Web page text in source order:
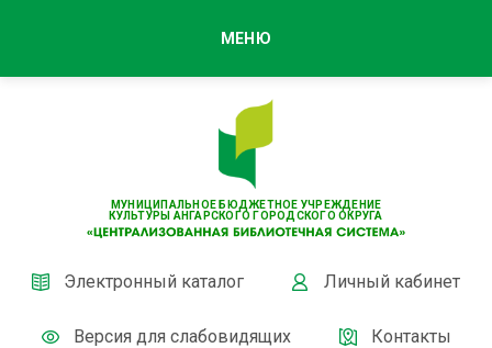
МУНИЦИПАЛЬНОЕ БЮДЖЕТНОЕ УЧРЕЖДЕНИЕ
КУЛЬТУРЫ АНГАРСКОГО ГОРОДСКОГО ОКРУГА
Электронный каталог Личный кабинет
Версия для слабовидящих Контакты
МЕНЮ